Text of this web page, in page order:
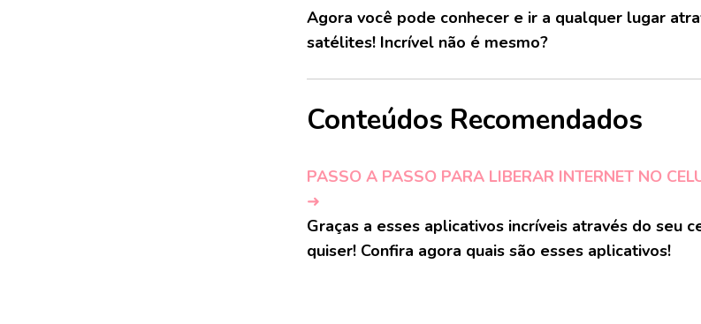
Agora você pode conhecer e ir a qualquer lugar
satélites! Incrível não é mesmo?
Conteúdos Recomendados
PASSO A PASSO PARA LIBERAR INTERNET NO
➜
Graças a esses aplicativos incríveis através do seu
quiser! Confira agora quais são esses aplicativos!